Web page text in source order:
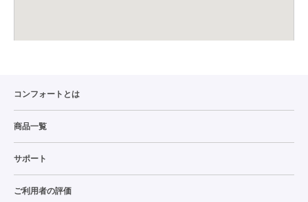
コンフォートとは
商品一覧
サポート
ご利用者の評価